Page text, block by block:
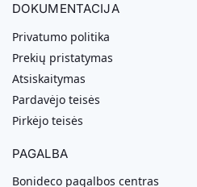
DOKUMENTACIJA
Privatumo politika
Prekių pristatymas
Atsiskaitymas
Pardavėjo teisės
Pirkėjo teisės
PAGALBA
Bonideco pagalbos centras